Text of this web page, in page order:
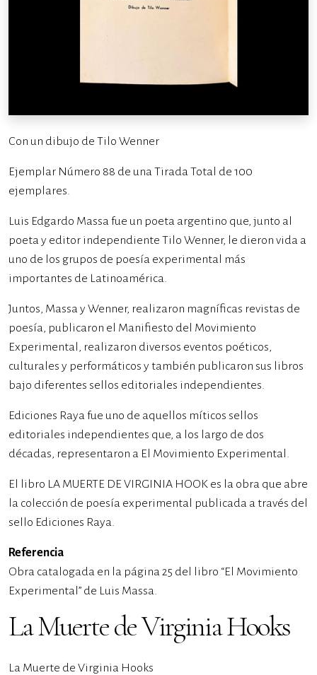
Con un dibujo de Tilo Wenner
Ejemplar Número 88 de una Tirada Total de 100
ejemplares.
Luis Edgardo Massa fue un poeta argentino que, junto al
poeta y editor independiente Tilo Wenner, le dieron vida a
uno de los grupos de poesía experimental más
importantes de Latinoamérica.
Juntos, Massa y Wenner, realizaron magníficas revistas de
poesía, publicaron el Manifiesto del Movimiento
Experimental, realizaron diversos eventos poéticos,
culturales y performáticos y también publicaron sus libros
bajo diferentes sellos editoriales independientes.
Ediciones Raya fue uno de aquellos míticos sellos
editoriales independientes que, a los largo de dos
décadas, representaron a El Movimiento Experimental.
El libro LA MUERTE DE VIRGINIA HOOK es la obra que abre
la colección de poesía experimental publicada a través del
sello Ediciones Raya.
Referencia
Obra catalogada en la página 25 del libro “El Movimiento
Experimental” de Luis Massa.
La Muerte de Virginia Hooks
La Muerte de Virginia Hooks